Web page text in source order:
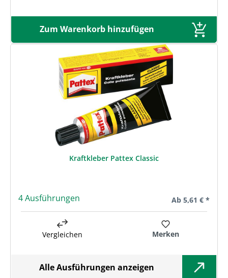
Zum Warenkorb hinzufügen
Kraftkleber Pattex Classic
4 Ausführungen Regulärer Preis:
Ab 5,61 € *
Vergleichen Merken
Alle Ausführungen anzeigen